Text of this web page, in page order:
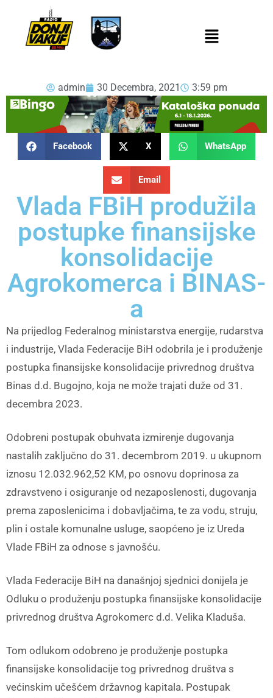
admin 30 Decembra, 2021 3:59 pm
Facebook X WhatsApp
Email
Vlada FBiH produžila
postupke finansijske
konsolidacije
Agrokomerca i BINAS-
a
Na prijedlog Federalnog ministarstva energije, rudarstva
i industrije, Vlada Federacije BiH odobrila je i produženje
postupka finansijske konsolidacije privrednog društva
Binas d.d. Bugojno, koja ne može trajati duže od 31.
decembra 2023.
Odobreni postupak obuhvata izmirenje dugovanja
nastalih zaključno do 31. decembrom 2019. u ukupnom
iznosu 12.032.962,52 KM, po osnovu doprinosa za
zdravstveno i osiguranje od nezaposlenosti, dugovanja
prema zaposlenicima i dobavljačima, te za vodu, struju,
plin i ostale komunalne usluge, saopćeno je iz Ureda
Vlade FBiH za odnose s javnošću.
Vlada Federacije BiH na današnjoj sjednici donijela je
Odluku o produženju postupka finansijske konsolidacije
privrednog društva Agrokomerc d.d. Velika Kladuša.
Tom odlukom odobreno je produženje postupka
finansijske konsolidacije tog privrednog društva s
većinskim učešćem državnog kapitala. Postupak